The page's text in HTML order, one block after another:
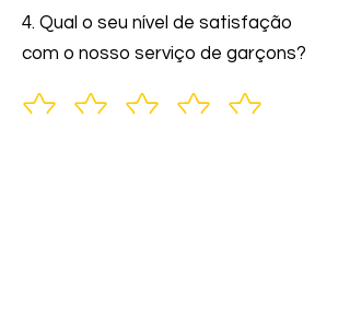
4. Qual o seu nível de satisfação
com o nosso serviço de garçons?